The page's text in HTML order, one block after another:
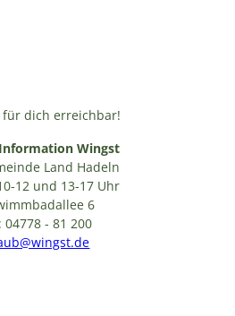
dich erreichbar!
Wingst
Land Hadeln
12 und 13-17 Uhr
6
04778 - 81 200